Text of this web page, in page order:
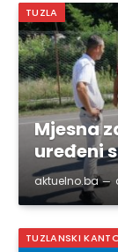
TUZLA
Mjesna
uređeni
aktuelno.ba
TUZLANSKI